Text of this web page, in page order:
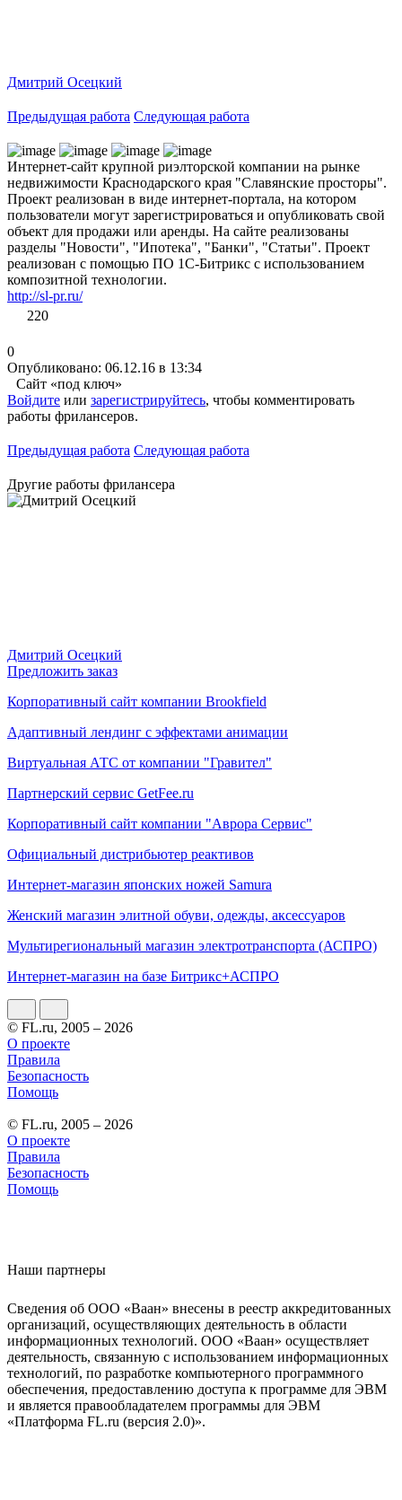
Дмитрий Осецкий
Предыдущая работа Следующая работа
Интернет-сайт крупной риэлторской компании на рынке
недвижимости Краснодарского края "Славянские просторы".
Проект реализован в виде интернет-портала, на котором
пользователи могут зарегистрироваться и опубликовать свой
объект для продажи или аренды. На сайте реализованы
разделы "Новости", "Ипотека", "Банки", "Статьи". Проект
реализован с помощью ПО 1С-Битрикс с использованием
композитной технологии.
http://sl-pr.ru/
220
0
Опубликовано: 06.12.16 в 13:34
Сайт «под ключ»
Войдите или зарегистрируйтесь, чтобы комментировать
работы фрилансеров.
Предыдущая работа Следующая работа
Другие работы фрилансера
Дмитрий Осецкий
Предложить заказ
Корпоративный сайт компании Brookfield
Адаптивный лендинг с эффектами анимации
Виртуальная АТС от компании "Гравител"
Партнерский сервис GetFee.ru
Корпоративный сайт компании "Аврора Сервис"
Официальный дистрибьютер реактивов
Интернет-магазин японских ножей Samura
Женский магазин элитной обуви, одежды, аксессуаров
Мультирегиональный магазин электротранспорта (АСПРО)
Интернет-магазин на базе Битрикс+АСПРО
© FL.ru, 2005 – 2026
О проекте
Правила
Безопасность
Помощь
© FL.ru, 2005 – 2026
О проекте
Правила
Безопасность
Помощь
Наши партнеры
Сведения об ООО «Ваан» внесены в реестр аккредитованных
организаций, осуществляющих деятельность в области
информационных технологий. ООО «Ваан» осуществляет
деятельность, связанную с использованием информационных
технологий, по разработке компьютерного программного
обеспечения, предоставлению доступа к программе для ЭВМ
и является правообладателем программы для ЭВМ
«Платформа FL.ru (версия 2.0)».